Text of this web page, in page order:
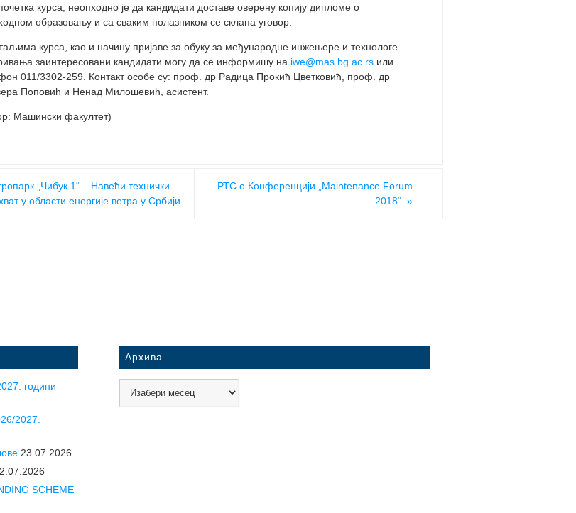
курса, неопходно је да кандидати доставе оверену копију дипломе о
образовању и са сваким полазником се склапа уговор.
курса, као и начину пријаве за обуку за међународне инжењере и технологе
заинтересовани кандидати могу да се информишу на iwe@mas.bg.ac.rs или
011/3302-259. Контакт особе су: проф. др Радица Прокић Цветковић, проф. др
Поповић и Ненад Милошевић, асистент.
Машински факултет)
„Чибук 1“ – Навећи технички
у области енергије ветра у Србији
РТС о Конференцији „Maintenance Forum
2018“. »
години
2027.
23.07.2026
SCHEME
Архива